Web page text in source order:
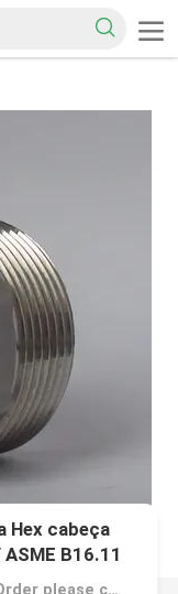
Hex cabeça
B16.11
Preço：Order please contact customer service